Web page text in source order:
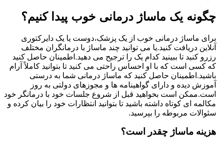
چگونه یک ماساژ درمانی خوب پیدا کنیم؟
برای ماساژ درمانی خوب از یک پزشک،دوست یا یک دایرکتوری
آنلاین دریافت کنید.یا می توانید چند ماساژ با درمانگران مختلف
رزرو کنید تا ببینید کدام یک را ترجیح می دهید.اطمینان حاصل کنید
که کسی است که با او احساس راحتی می کنید تا بتوانید کاملاً آرام
باشید.اطمینان حاصل کنید که ماساژ درمانی شما به درستی
آموزش دیده و دارای گواهینامه ها و مجوزهای دولتی به روز
است.ممکن است بخواهید قبل از شروع جلسات خود با درمانگر خود
مکالمه ای کوتاه داشته باشید تا بتوانید انتظارات خود را بیان کرده و
سئوالات مربوطه را بپرسید.
هزینه ماساژ چقدر است؟